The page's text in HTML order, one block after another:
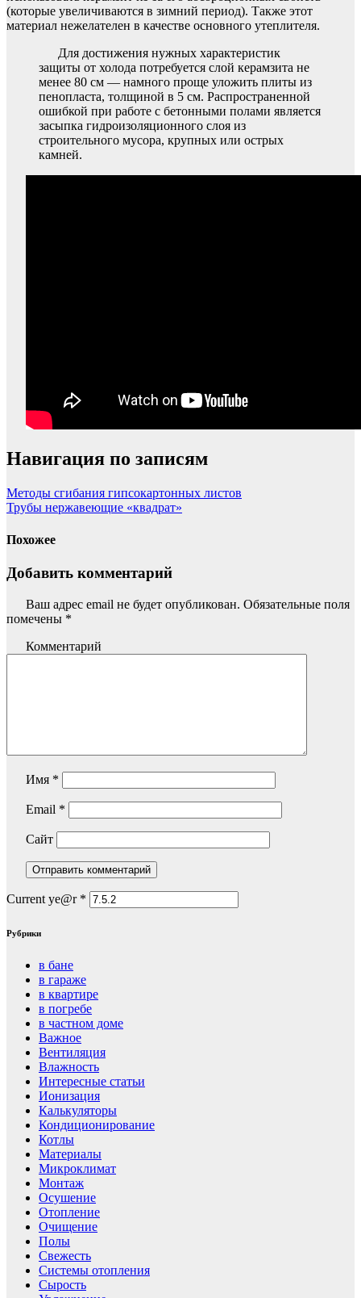
(которые увеличиваются в зимний период). Также этот
материал нежелателен в качестве основного утеплителя.
Для достижения нужных характеристик
защиты от холода потребуется слой керамзита не
менее 80 см — намного проще уложить плиты из
пенопласта, толщиной в 5 см. Распространенной
ошибкой при работе с бетонными полами является
засыпка гидроизоляционного слоя из
строительного мусора, крупных или острых
камней.
Навигация по записям
Методы сгибания гипсокартонных листов
Трубы нержавеющие «квадрат»
Похожее
Добавить комментарий
Ваш адрес email не будет опубликован. Обязательные поля
помечены *
Комментарий
Имя *
Email *
Сайт
Current ye@r *
Рубрики
в бане
в гараже
в квартире
в погребе
в частном доме
Важное
Вентиляция
Влажность
Интересные статьи
Ионизация
Калькуляторы
Кондиционирование
Котлы
Материалы
Микроклимат
Монтаж
Осушение
Отопление
Очищение
Полы
Свежесть
Системы отопления
Сырость